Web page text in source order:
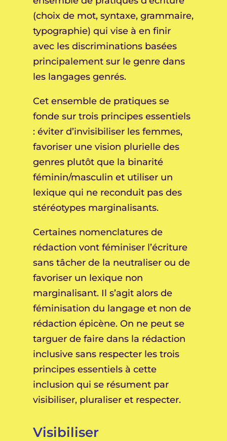
(choix de mot, syntaxe, grammaire,
typographie) qui vise à en finir
avec les discriminations basées
principalement sur le genre dans
les langages genrés.
Cet ensemble de pratiques se
fonde sur trois principes essentiels
: éviter d’invisibiliser les femmes,
favoriser une vision plurielle des
genres plutôt que la binarité
féminin/masculin et utiliser un
lexique qui ne reconduit pas des
stéréotypes marginalisants.
Certaines nomenclatures de
rédaction vont féminiser l’écriture
sans tâcher de la neutraliser ou de
favoriser un lexique non
marginalisant. Il s’agit alors de
féminisation du langage et non de
rédaction épicène. On ne peut se
targuer de faire dans la rédaction
inclusive sans respecter les trois
principes essentiels à cette
inclusion qui se résument par
visibiliser, pluraliser et respecter.
Visibiliser